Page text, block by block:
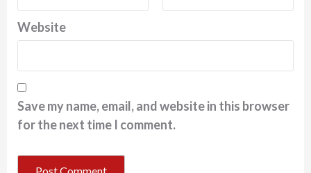
Website
Save my name, email, and website in this browser
for the next time I comment.